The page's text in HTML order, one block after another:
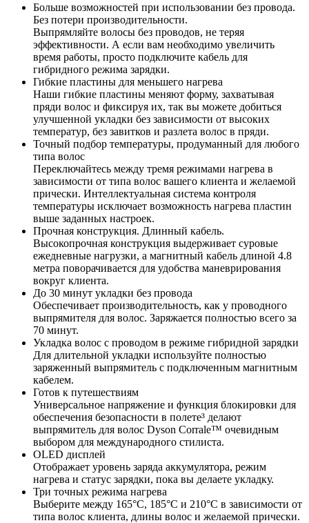
Больше возможностей при использовании без провода.
Без потери производительности.
Выпрямляйте волосы без проводов, не теряя
эффективности. А если вам необходимо увеличить
время работы, просто подключите кабель для
гибридного режима зарядки.
Гибкие пластины для меньшего нагрева
Наши гибкие пластины меняют форму, захватывая
пряди волос и фиксируя их, так вы можете добиться
улучшенной укладки без зависимости от высоких
температур, без завитков и разлета волос в пряди.
Точный подбор температуры, продуманный для любого
типа волос
Переключайтесь между тремя режимами нагрева в
зависимости от типа волос вашего клиента и желаемой
прически. Интеллектуальная система контроля
температуры исключает возможность нагрева пластин
выше заданных настроек.
Прочная конструкция. Длинный кабель.
Высокопрочная конструкция выдерживает суровые
ежедневные нагрузки, а магнитный кабель длиной 4.8
метра поворачивается для удобства маневрирования
вокруг клиента.
До 30 минут укладки без провода
Обеспечивает производительность, как у проводного
выпрямителя для волос. Заряжается полностью всего за
70 минут.
Укладка волос с проводом в режиме гибридной зарядки
Для длительной укладки используйте полностью
заряженный выпрямитель с подключенным магнитным
кабелем.
Готов к путешествиям
Универсальное напряжение и функция блокировки для
обеспечения безопасности в полете³ делают
выпрямитель для волос Dyson Corrale™ очевидным
выбором для международного стилиста.
OLED дисплей
Отображает уровень заряда аккумулятора, режим
нагрева и статус зарядки, пока вы делаете укладку.
Три точных режима нагрева
Выберите между 165°С, 185°С и 210°С в зависимости от
типа волос клиента, длины волос и желаемой прически.